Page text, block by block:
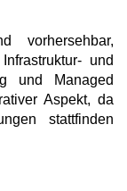
vorhersehbar,
und
und Managed
Aspekt, da
stattfinden